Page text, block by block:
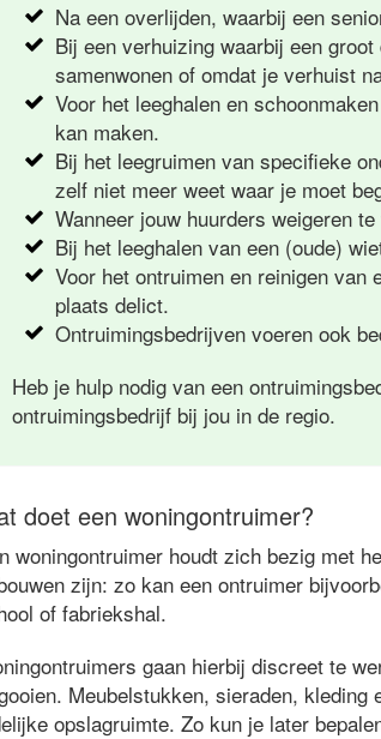
Na een overlijden, waarbij een
Bij een verhuizing waarbij een
samenwonen of omdat je verhuist
Voor het leeghalen en
kan maken.
Bij het leegruimen van specifieke
zelf niet meer weet waar je moet
Wanneer jouw huurders weigeren
Bij het leeghalen van een (oude)
Voor het ontruimen en reinigen van
plaats delict.
Ontruimingsbedrijven voeren ook
Heb je hulp nodig van een
ontruimingsbedrijf bij jou in de regio.
doet een woningontruimer?
woningontruimer houdt zich bezig met
zijn: zo kan een ontruimer
of fabriekshal.
gaan hierbij discreet te
Meubelstukken, sieraden, kleding
opslagruimte. Zo kun je later